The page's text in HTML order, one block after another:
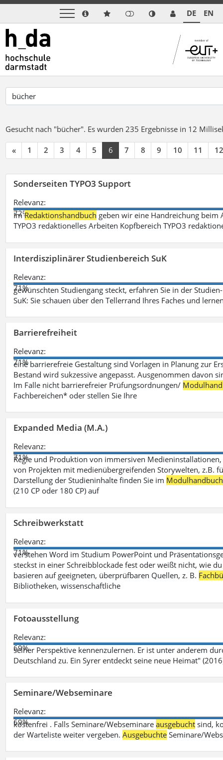
DE EN
Gesucht nach "bücher". Es wurden 235 Ergebnisse in 12
« 1 2 3 4 5 6 7 8 9 10 11 12
Sonderseiten TYPO3 Support
Relevanz:
72%
ImRedaktionshandbuch geben wir eine Handreichung beim
TYPO3 redaktionelles Arbeiten Kopfbereich TYPO3
Interdisziplinärer Studienbereich SuK
Relevanz:
71%
gewünschten Studiengang steckt, erfahren Sie in der
SuK: Sie schauen über den Tellerrand Ihres Faches und
Barrierefreiheit
Relevanz:
71%
eine barrierefreie Gestaltung sind Vorlagen in Planung zur
Bestand wird sukzessive angepasst. Ausgenommen davon
Im Falle nicht barrierefreier Prüfungsordnungen/
Fachbereichen* oder stellen Sie Ihre
Expanded Media (M.A.)
Relevanz:
71%
Regie und Produktion von immersiven
von Projekten mit medienübergreifenden Storywelten, z.B.
Darstellung der Studieninhalte finden Sie im Modulhandbuch
(210 CP oder 180 CP) auf
Schreibwerkstatt
Relevanz:
71%
verstehen Word im Studium PowerPoint und
steckst in einer Schreibblockade fest oder weißt nicht, wie
basieren auf geeigneten, überprüfbaren Quellen, z. B.
Bibliotheken, wissenschaftliche
Fotoausstellung
Relevanz:
69%
seiner Perspektive kennenzulernen. Er ist unter anderem
Deutschland zu. Ein Syrer entdeckt seine neue Heimat"
Seminare/Webseminare
Relevanz:
69%
kostenfrei . Falls Seminare/Webseminareausgebucht sind,
der Warteliste weiter vergeben.Ausgebuchte Seminare/